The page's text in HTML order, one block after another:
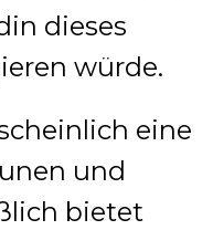
dieses
würde.
eine
und
bietet